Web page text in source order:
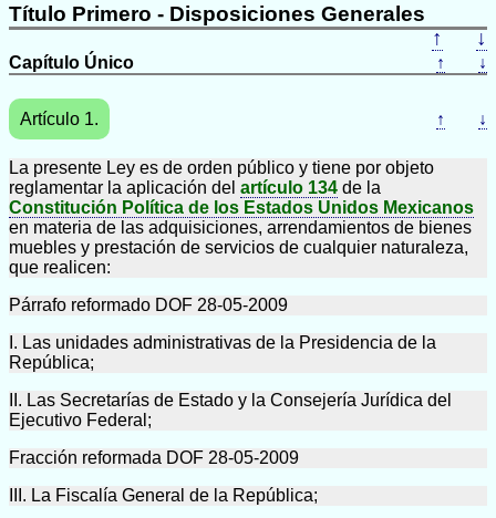
Título Primero - Disposiciones Generales
↑
↓
Capítulo Único ↑ ↓
Artículo 1. ↑ ↓
La presente Ley es de orden público y tiene por objeto
reglamentar la aplicación del artículo 134 de la
Constitución Política de los Estados Unidos Mexicanos
en materia de las adquisiciones, arrendamientos de bienes
muebles y prestación de servicios de cualquier naturaleza,
que realicen:
Párrafo reformado DOF 28-05-2009
I. Las unidades administrativas de la Presidencia de la
República;
II. Las Secretarías de Estado y la Consejería Jurídica del
Ejecutivo Federal;
Fracción reformada DOF 28-05-2009
III. La Fiscalía General de la República;